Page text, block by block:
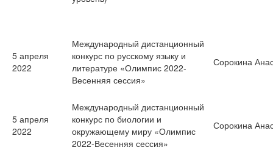
5 апреля
2022
Международный дистанционный
конкурс по русскому языку и
литературе «Олимпис 2022-
Весенняя сессия»
Сорокина
5 апреля
2022
Международный дистанционный
конкурс по биологии и
окружающему миру «Олимпис
2022-Весенняя сессия»
Сорокина